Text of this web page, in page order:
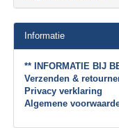
Informatie
** INFORMATIE BIJ
Verzenden &
Privacy verklaring
Algemene